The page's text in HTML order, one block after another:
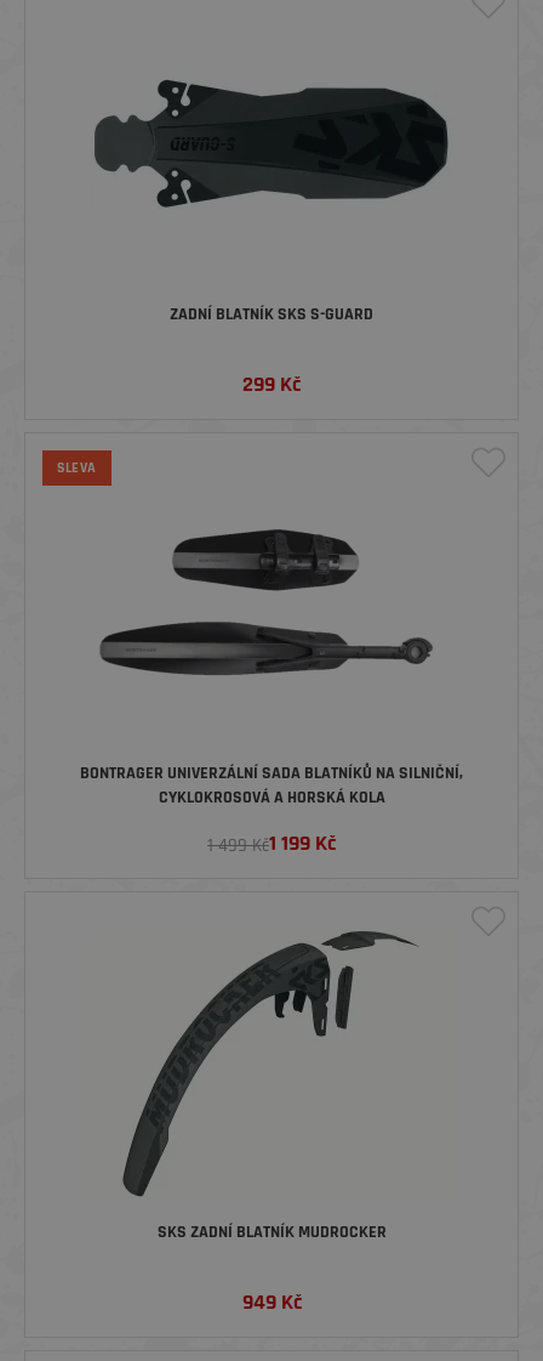
ZADNÍ BLATNÍK SKS S-GUARD
299 Kč
SLEVA
BONTRAGER UNIVERZÁLNÍ SADA BLATNÍKŮ NA SILNIČNÍ,
CYKLOKROSOVÁ A HORSKÁ KOLA
1 499 Kč1 199 Kč
SKS ZADNÍ BLATNÍK MUDROCKER
949Kč